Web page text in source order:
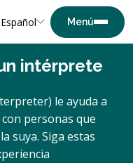
Español
intérprete
le ayuda a
personas que
suya. Siga estas